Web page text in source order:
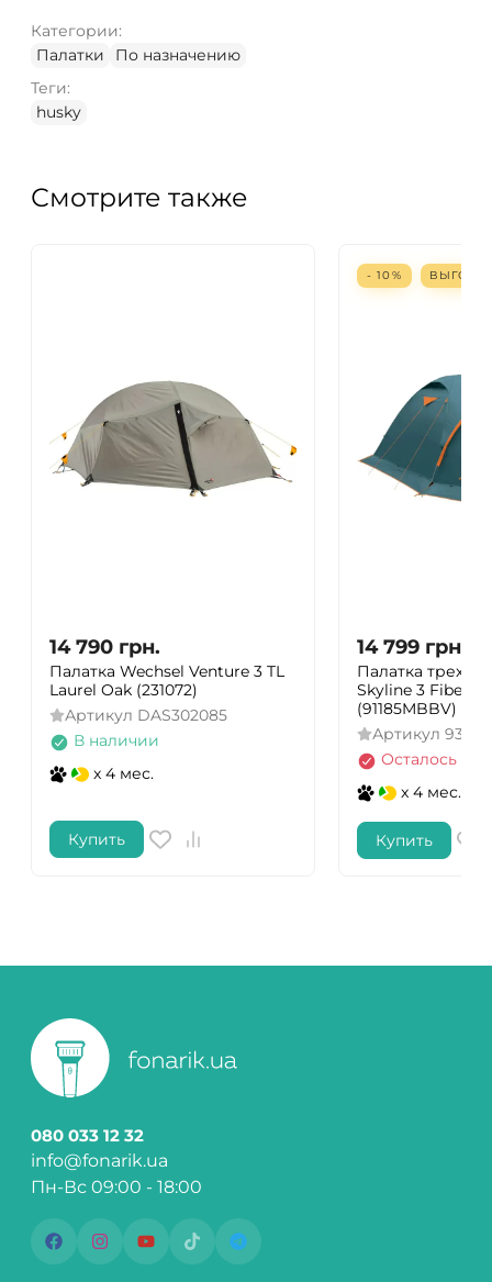
Категории:
Палатки
По назначению
Теги:
husky
Смотрите также
14 790 грн.
Палатка Wechsel Venture 3 TL
Laurel Oak (231072)
Артикул DAS302085
В наличии
x 4 мес.
Купить
- 10% ВЫГОДА
14 799 грн.
Палатка
Skyline 3
(91185MBBV)
Артикул
Осталось
x 4 мес.
Купить
080 033 12 32
info@fonarik.ua
Пн-Вс 09:00 - 18:00